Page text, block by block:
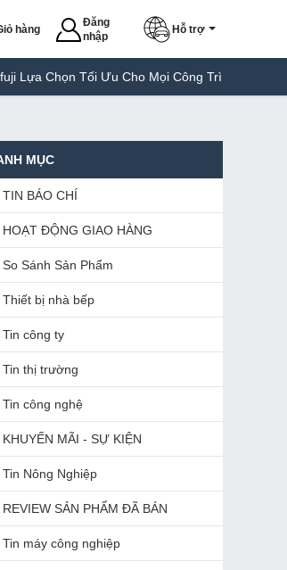
hàng
Đăng
nhập
Hỗ trợ
Ưu Cho Mọi Công Trình Máy Hàn Túi
MỤC
TIN BÁO CHÍ
HOẠT ĐỘNG GIAO HÀNG
So Sánh Sản Phẩm
Thiết bị nhà bếp
Tin công ty
Tin thị trường
Tin công nghệ
KHUYẾN MÃI - SỰ KIỆN
Tin Nông Nghiệp
REVIEW SẢN PHẨM ĐÃ BÁN
Tin máy công nghiệp